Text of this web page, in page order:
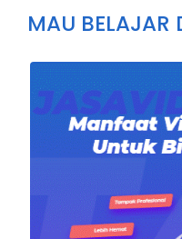
MAU BELAJAR